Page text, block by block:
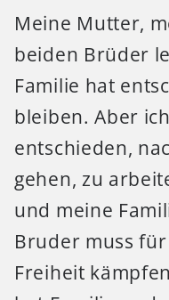
Meine Mutter,
beiden Brüder
Familie hat
bleiben. Aber
entschieden,
gehen, zu
und meine
Bruder muss
Freiheit